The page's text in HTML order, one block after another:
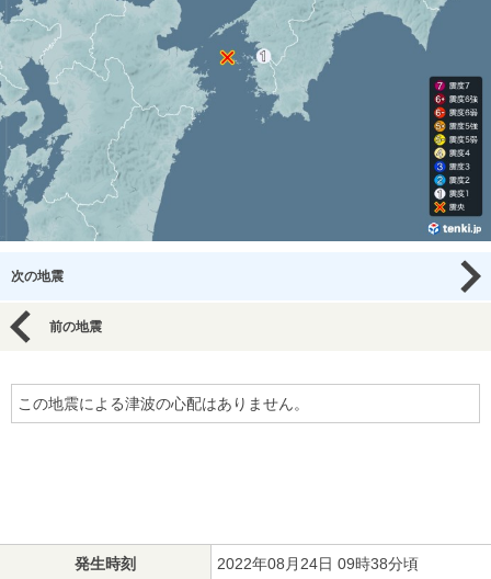
次の地震
前の地震
この地震による津波の心配はありません。
発生時刻 2022年08月24日 09時38分頃